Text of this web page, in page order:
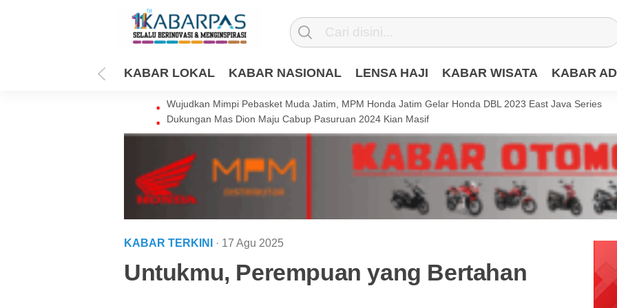
KABAR LOKAL KABAR NASIONAL LENSA HAJI KABAR WISATA KABAR
Wujudkan Mimpi Pebasket Muda Jatim, MPM Honda Jatim Gelar Honda DBL 2023 East Java Series
Dukungan Mas Dion Maju Cabup Pasuruan 2024 Kian Masif
KABAR TERKINI · 17 Agu 2025
Untukmu, Perempuan yang Bertahan